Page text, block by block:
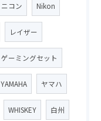
ニコン Nikon
レイザー
ゲーミングセット
YAMAHA ヤマハ
WHISKEY 白州